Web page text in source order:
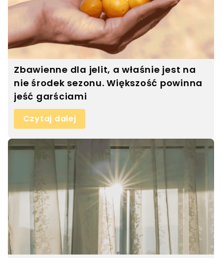
Zbawienne dla jelit, a właśnie jest na
nie środek sezonu. Większość powinna
jeść garściami
Czytaj dalej